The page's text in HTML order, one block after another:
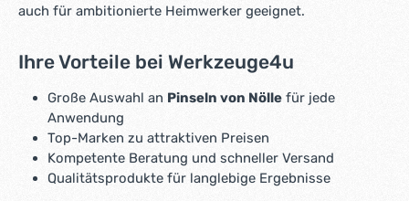
auch für ambitionierte Heimwerker geeignet.
Ihre Vorteile bei Werkzeuge4u
Große Auswahl an Pinseln von Nölle für jede
Anwendung
Top-Marken zu attraktiven Preisen
Kompetente Beratung und schneller Versand
Qualitätsprodukte für langlebige Ergebnisse